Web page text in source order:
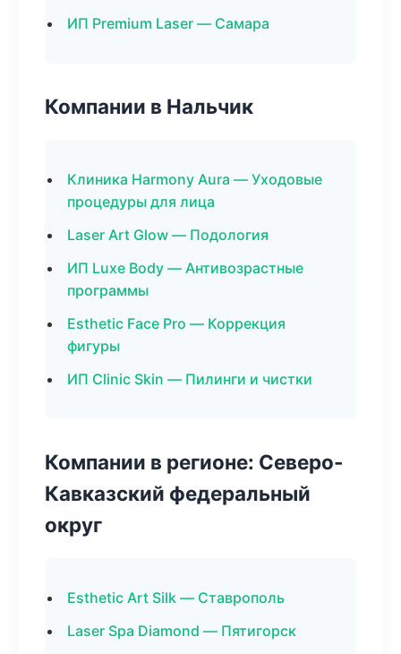
ИП Premium Laser — Самара
Компании в Нальчик
Клиника Harmony Aura — Уходовые
процедуры для лица
Laser Art Glow — Подология
ИП Luxe Body — Антивозрастные
программы
Esthetic Face Pro — Коррекция
фигуры
ИП Clinic Skin — Пилинги и чистки
Компании в регионе: Северо-
Кавказский федеральный
округ
Esthetic Art Silk — Ставрополь
Laser Spa Diamond — Пятигорск